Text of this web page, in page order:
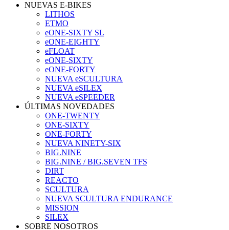
NUEVAS E-BIKES
LITHOS
ETMO
eONE-SIXTY SL
eONE-EIGHTY
eFLOAT
eONE-SIXTY
eONE-FORTY
NUEVA eSCULTURA
NUEVA eSILEX
NUEVA eSPEEDER
ÚLTIMAS NOVEDADES
ONE-TWENTY
ONE-SIXTY
ONE-FORTY
NUEVA NINETY-SIX
BIG.NINE
BIG.NINE / BIG.SEVEN TFS
DIRT
REACTO
SCULTURA
NUEVA SCULTURA ENDURANCE
MISSION
SILEX
SOBRE NOSOTROS